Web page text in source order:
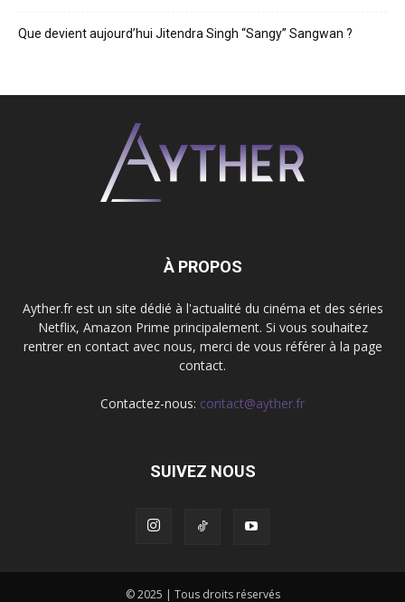
Que devient aujourd’hui Jitendra Singh “Sangy” Sangwan ?
À PROPOS
Ayther.fr est un site dédié à l'actualité du cinéma et des séries
Netflix, Amazon Prime principalement. Si vous souhaitez
rentrer en contact avec nous, merci de vous référer à la page
contact.
Contactez-nous: contact@ayther.fr
SUIVEZ NOUS
© 2025 | Tous droits réservés